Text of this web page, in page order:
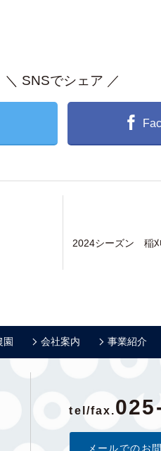
＼ SNSでシェア ／
2024シーズン 稲
園 会社案内 事業紹介
tel/fax.
メールでのお